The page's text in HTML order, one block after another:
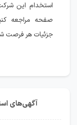
استخدام این
صفحه مراجعه
جزئیات هر فرصت
آگهی‌های